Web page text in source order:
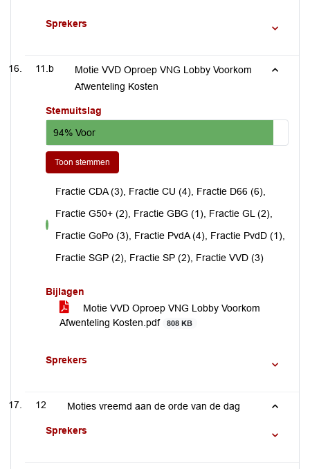
Sprekers
11.b
Motie VVD Oproep VNG Lobby Voorkom
Afwenteling Kosten
Stemuitslag
94% Voor
Toon stemmen
voor
Fractie CDA (3), Fractie CU (4), Fractie D66 (6),
Fractie G50+ (2), Fractie GBG (1), Fractie GL (2),
Fractie GoPo (3), Fractie PvdA (4), Fractie PvdD (1),
Fractie SGP (2), Fractie SP (2), Fractie VVD (3)
Bijlagen
Motie VVD Oproep VNG Lobby Voorkom
Afwenteling Kosten.pdf
808 KB
Sprekers
12 Moties vreemd aan de orde van de dag
Sprekers